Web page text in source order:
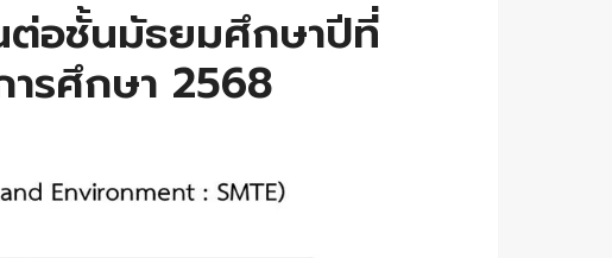
ต่อชั้นมัธยมศึกษาปีที่
ารศึกษา 2568